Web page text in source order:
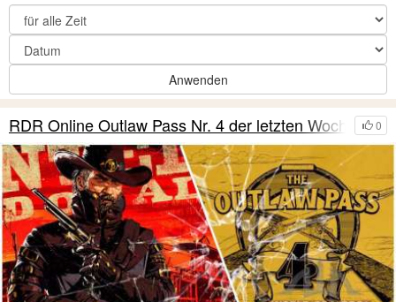
Anwenden
0
RDR Online Outlaw Pass Nr. 4 der letzten Woche